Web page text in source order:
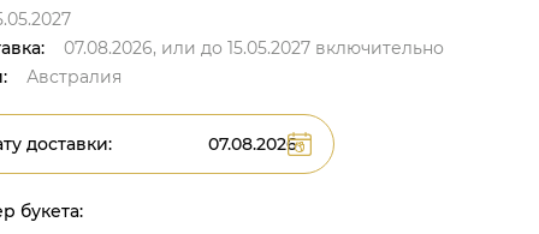
07.08.2026, или до 15.05.2027 включительно
Австралия
доставки:
букета: